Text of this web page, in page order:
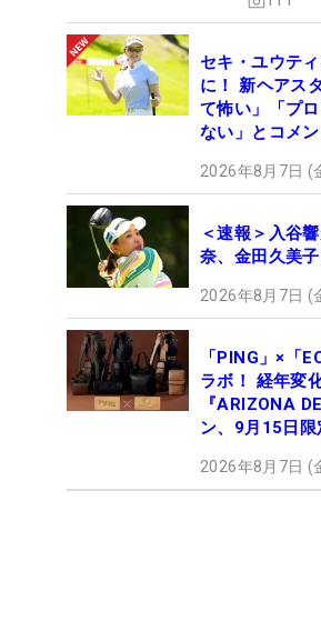
セキ・ユウテ
に！ 新ヘアス
て怖い」「プ
ない」とコメ
2026年8月7日 (
＜速報＞入谷
奈、金田久美
2026年8月7日 (
「PING」×「
ラボ！ 経年変
『ARIZONA
ン、9月15日限
2026年8月7日 (